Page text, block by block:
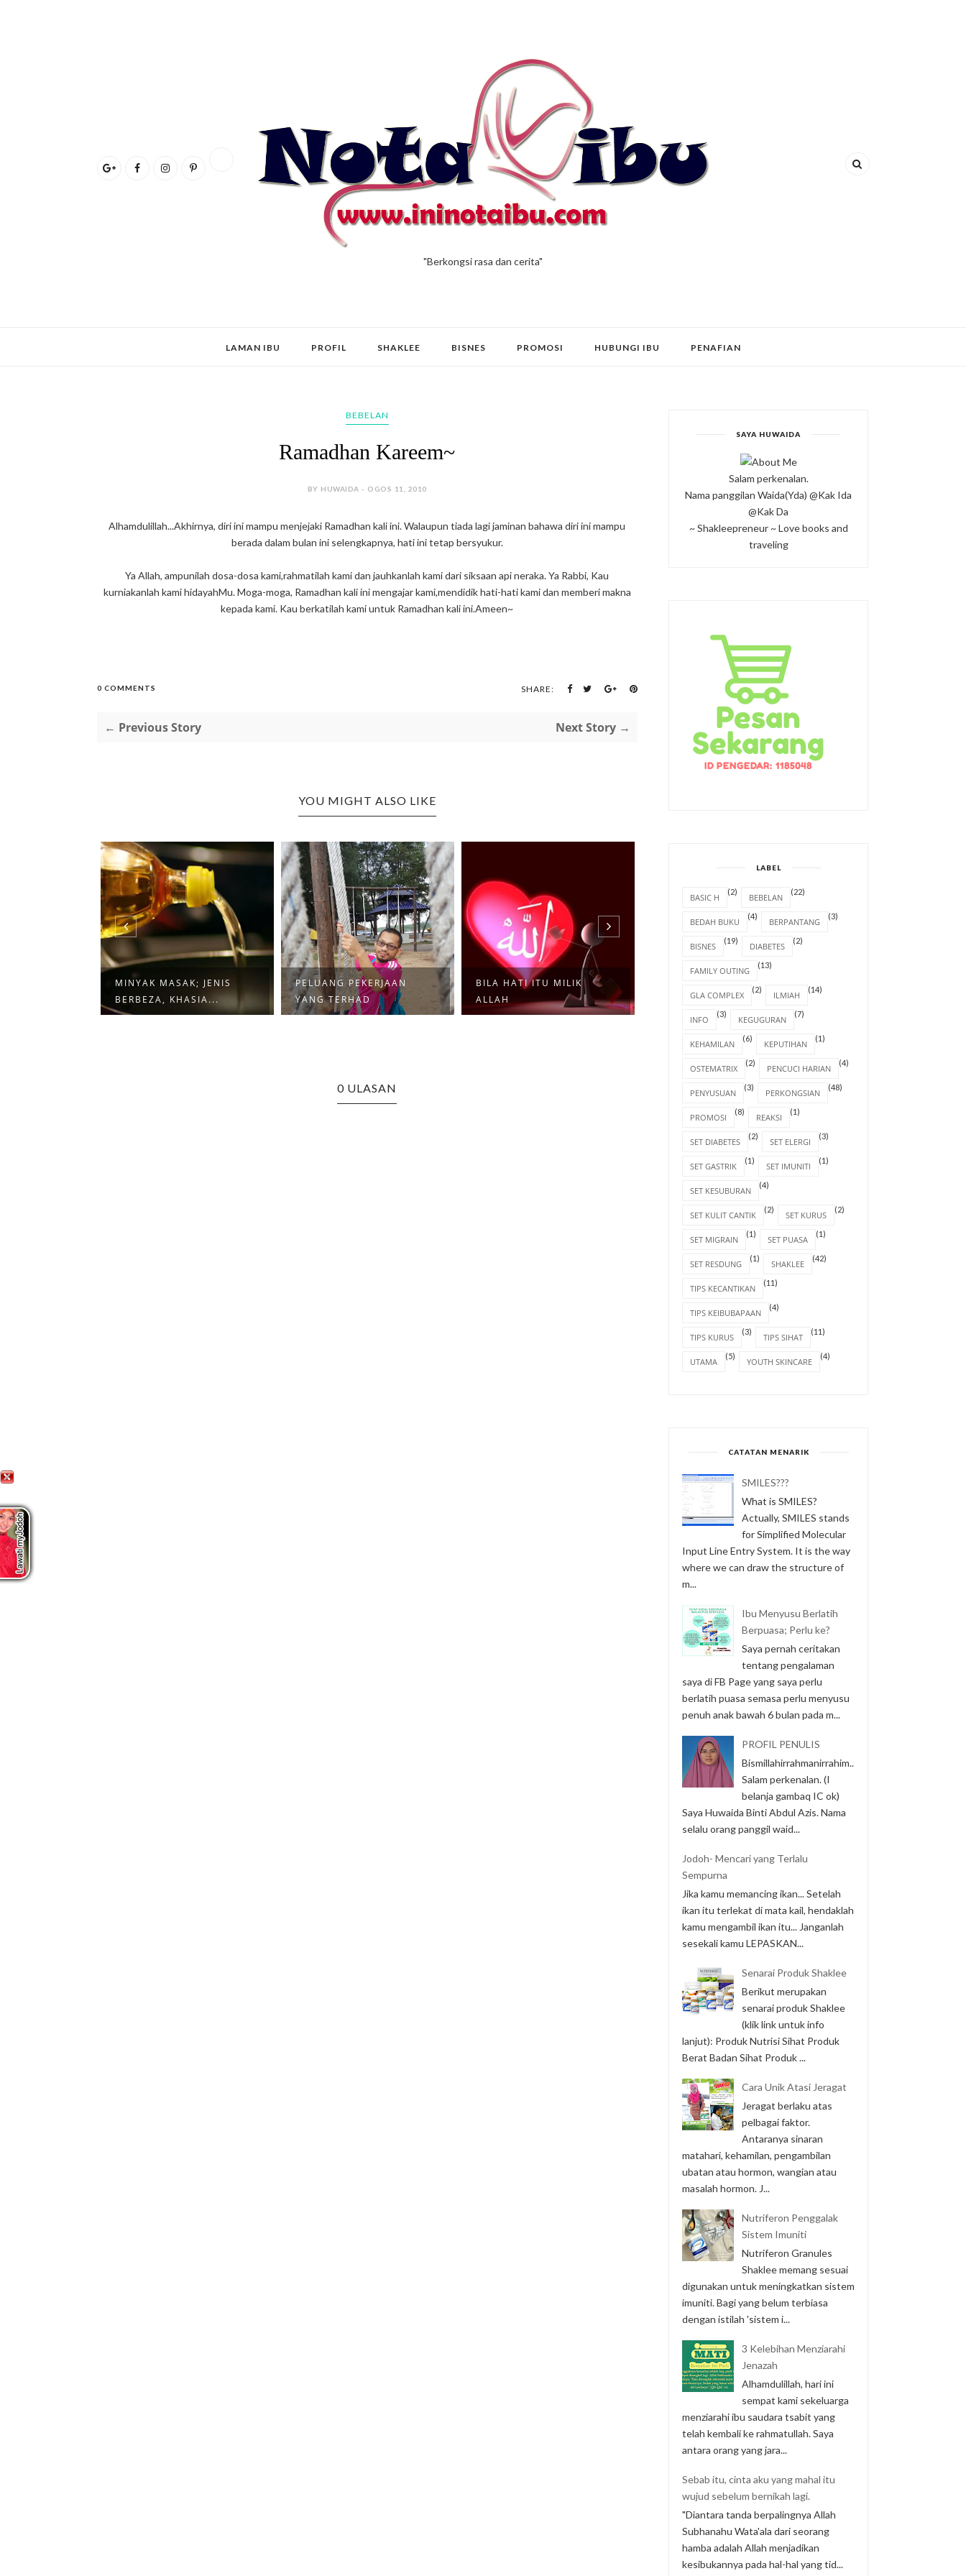
"Berkongsi rasa dan cerita"
LAMAN IBU PROFIL SHAKLEE BISNES PROMOSI HUBUNGI IBU PENAFIAN
BEBELAN
Ramadhan Kareem~
BY HUWAIDA - OGOS 11, 2010
Alhamdulillah...Akhirnya, diri ini mampu menjejaki Ramadhan kali ini. Walaupun tiada lagi jaminan bahawa diri ini mampu
berada dalam bulan ini selengkapnya, hati ini tetap bersyukur.
Ya Allah, ampunilah dosa-dosa kami,rahmatilah kami dan jauhkanlah kami dari siksaan api neraka. Ya Rabbi, Kau
kurniakanlah kami hidayahMu. Moga-moga, Ramadhan kali ini mengajar kami,mendidik hati-hati kami dan memberi makna
kepada kami. Kau berkatilah kami untuk Ramadhan kali ini.Ameen~
0 COMMENTS SHARE:
← Previous Story Next Story →
YOU MIGHT ALSO LIKE
MINYAK MASAK; JENIS
BERBEZA, KHASIA...
PELUANG PEKERJAAN
YANG TERHAD
BILA HATI ITU MILIK
ALLAH
TANGISAN HARI INI
0 ULASAN
SAYA HUWAIDA
Salam perkenalan.
Nama panggilan Waida(Yda) @Kak Ida
@Kak Da
~ Shakleepreneur ~ Love books and
traveling
LABEL
BASIC H
(2)
BEBELAN
(22)
BEDAH BUKU
(4)
BERPANTANG
(3)
BISNES
(19)
DIABETES
(2)
FAMILY OUTING
(13)
GLA COMPLEX
(2)
ILMIAH
(14)
INFO
(3)
KEGUGURAN
(7)
KEHAMILAN
(6)
KEPUTIHAN
(1)
OSTEMATRIX
(2)
PENCUCI HARIAN
(4)
PENYUSUAN
(3)
PERKONGSIAN
(48)
PROMOSI
(8)
REAKSI
(1)
SET DIABETES
(2)
SET ELERGI
(3)
SET GASTRIK
(1)
SET IMUNITI
(1)
SET KESUBURAN
(4)
SET KULIT CANTIK
(2)
SET KURUS
(2)
SET MIGRAIN
(1)
SET PUASA
(1)
SET RESDUNG
(1)
SHAKLEE
(42)
TIPS KECANTIKAN
(11)
TIPS KEIBUBAPAAN
(4)
TIPS KURUS
(3)
TIPS SIHAT
(11)
UTAMA
(5)
YOUTH SKINCARE
(4)
CATATAN MENARIK
SMILES???
What is SMILES?
Actually, SMILES stands
for Simplified Molecular
Input Line Entry System. It is the way
where we can draw the structure of
m...
Ibu Menyusu Berlatih
Berpuasa; Perlu ke?
Saya pernah ceritakan
tentang pengalaman
saya di FB Page yang saya perlu
berlatih puasa semasa perlu menyusu
penuh anak bawah 6 bulan pada m...
PROFIL PENULIS
Bismillahirrahmanirrahim..
Salam perkenalan. (I
belanja gambaq IC ok)
Saya Huwaida Binti Abdul Azis. Nama
selalu orang panggil waid...
Jodoh- Mencari yang Terlalu
Sempurna
Jika kamu memancing ikan... Setelah
ikan itu terlekat di mata kail, hendaklah
kamu mengambil ikan itu... Janganlah
sesekali kamu LEPASKAN...
Senarai Produk Shaklee
Berikut merupakan
senarai produk Shaklee
(klik link untuk info
lanjut): Produk Nutrisi Sihat Produk
Berat Badan Sihat Produk ...
Cara Unik Atasi Jeragat
Jeragat berlaku atas
pelbagai faktor.
Antaranya sinaran
matahari, kehamilan, pengambilan
ubatan atau hormon, wangian atau
masalah hormon. J...
Nutriferon Penggalak
Sistem Imuniti
Nutriferon Granules
Shaklee memang sesuai
digunakan untuk meningkatkan sistem
imuniti. Bagi yang belum terbiasa
dengan istilah 'sistem i...
3 Kelebihan Menziarahi
Jenazah
Alhamdulillah, hari ini
sempat kami sekeluarga
menziarahi ibu saudara tsabit yang
telah kembali ke rahmatullah. Saya
antara orang yang jara...
Sebab itu, cinta aku yang mahal itu
wujud sebelum bernikah lagi.
"Diantara tanda berpalingnya Allah
Subhanahu Wata'ala dari seorang
hamba adalah Allah menjadikan
kesibukannya pada hal-hal yang tid...